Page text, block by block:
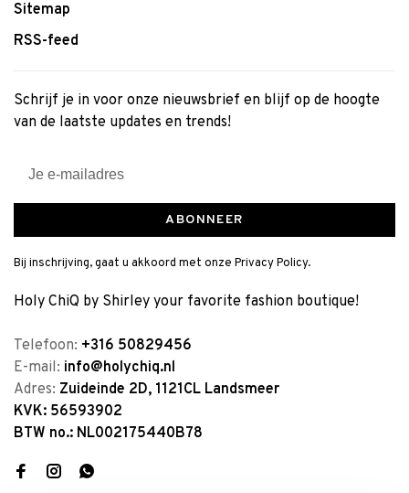
Sitemap
RSS-feed
Schrijf je in voor onze nieuwsbrief en blijf op de hoogte
van de laatste updates en trends!
ABONNEER
Bij inschrijving, gaat u akkoord met onze Privacy Policy.
Holy ChiQ by Shirley your favorite fashion boutique!
Telefoon: +316 50829456
E-mail: info@holychiq.nl
Adres: Zuideinde 2D, 1121CL Landsmeer
KVK: 56593902
BTW no.: NL002175440B78